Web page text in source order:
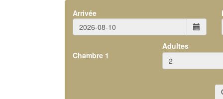
Arrivée
Adultes
Chambre 1